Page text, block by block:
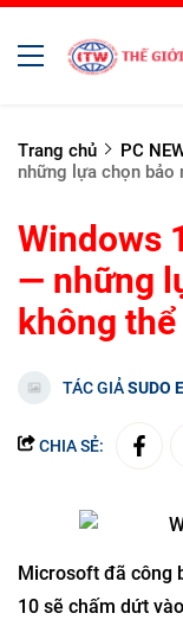
Trang chủ PC
những lựa chọn bảo
Windows
— những
không
TÁC GIẢSUDO
CHIA SẺ:
Microsoft đã công
10 sẽ chấm dứt vào